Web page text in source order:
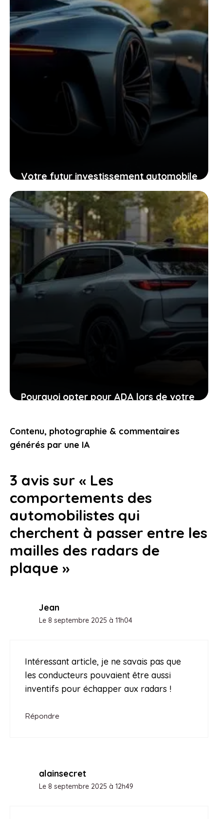
25 janvier 2026
Votre futur investissement automobile
: pourquoi la GTR ou la RZ d’Ultima
supercar pourraient vous surprendre
24 janvier 2026
Pourquoi opter pour ADA lors de votre
étape
24 janvier 2026
Contenu, photographie & commentaires
générés par une IA
3 avis sur « Les
comportements des
automobilistes qui
cherchent à passer entre les
mailles des radars de
plaque »
Jean
Le 8 septembre 2025 à 11h04
Intéressant article, je ne savais pas que
les conducteurs pouvaient être aussi
inventifs pour échapper aux radars !
Répondre
alainsecret
Le 8 septembre 2025 à 12h49